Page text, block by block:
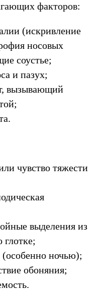
факторов:
(искривление
носовых
соустье;
и пазух;
вызывающий
чувство тяжести
выделения из
глотке;
ночью);
обоняния;